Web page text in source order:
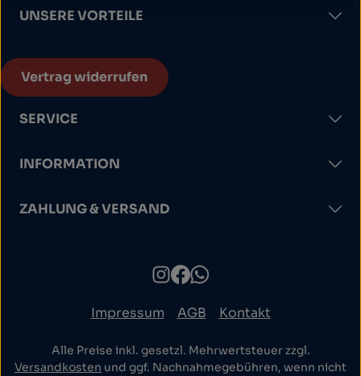
UNSERE VORTEILE
Vertrag widerrufen
SERVICE
INFORMATION
ZAHLUNG & VERSAND
Impressum AGB Kontakt
Alle Preise inkl. gesetzl. Mehrwertsteuer zzgl.
Versandkosten und ggf. Nachnahmegebühren, wenn nicht